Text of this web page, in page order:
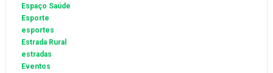
Espaço Saúde
Esporte
esportes
Estrada Rural
estradas
Eventos